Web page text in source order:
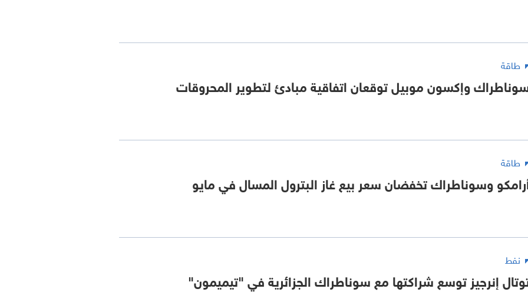
طاقة
وإكسون موبيل توقعان اتفاقية مبادئ لتطوير المحروقات
طاقة
وسوناطراك تخفضان سعر بيع غاز البترول المسال في مايو
نفط
إنرجيز توسع شراكتها مع سوناطراك الجزائرية في "تيميمون"